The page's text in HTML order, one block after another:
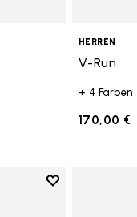
HERREN
V-Run
+ 4 Farben
170,00 €
Add to wishlist